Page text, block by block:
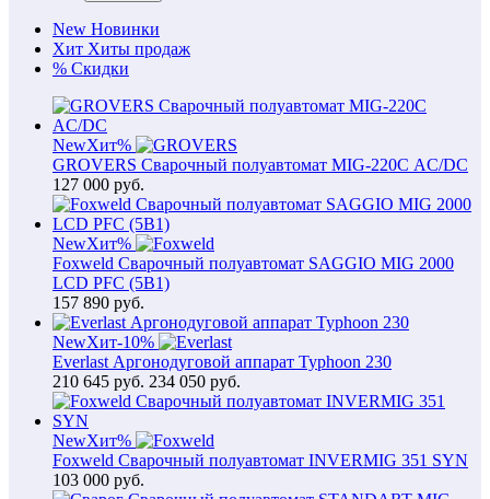
New Новинки
Хит Хиты продаж
% Скидки
NewХит%
GROVERS Сварочный полуавтомат MIG-220С AC/DC
127 000 руб.
NewХит%
Foxweld Сварочный полуавтомат SAGGIO MIG 2000
LCD PFC (5В1)
157 890 руб.
NewХит-10%
Everlast Аргонодуговой аппарат Typhoon 230
210 645 руб. 234 050 руб.
NewХит%
Foxweld Сварочный полуавтомат INVERMIG 351 SYN
103 000 руб.